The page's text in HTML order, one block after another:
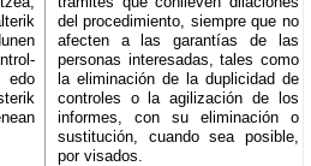
del procedimiento, siempre que no
afecten a las garantías de las
personas interesadas, tales como
la eliminación de la duplicidad de
controles o la agilización de los
informes, con su eliminación o
sustitución, cuando sea posible,
por visados.